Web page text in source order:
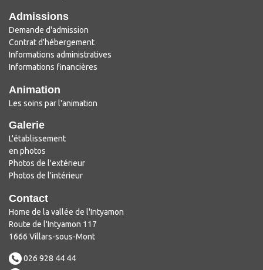
Admissions
Demande d'admission
Contrat d'hébergement
Informations administratives
Informations financières
Animation
Les soins par l'animation
Galerie
L'établissement
en photos
Photos de l'extérieur
Photos de l'intérieur
Contact
Home de la vallée de l'Intyamon
Route de l'Intyamon 117
1666 Villars-sous-Mont
026 928 44 44